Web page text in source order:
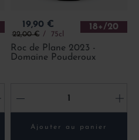
Prix
19,90 €
Prix de base
22,00 € 75cl
18+/20
Roc de Plane 2023 -
Domaine Pouderoux
- +
Ajouter au panier